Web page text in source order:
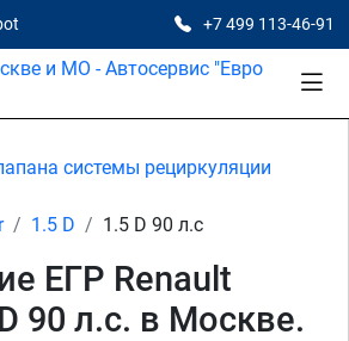
+7 499 113-46-91
системы рециркуляции
1.5 D 1.5 D 90 л.с
ЕГР Renault
90 л.с. в Москве.